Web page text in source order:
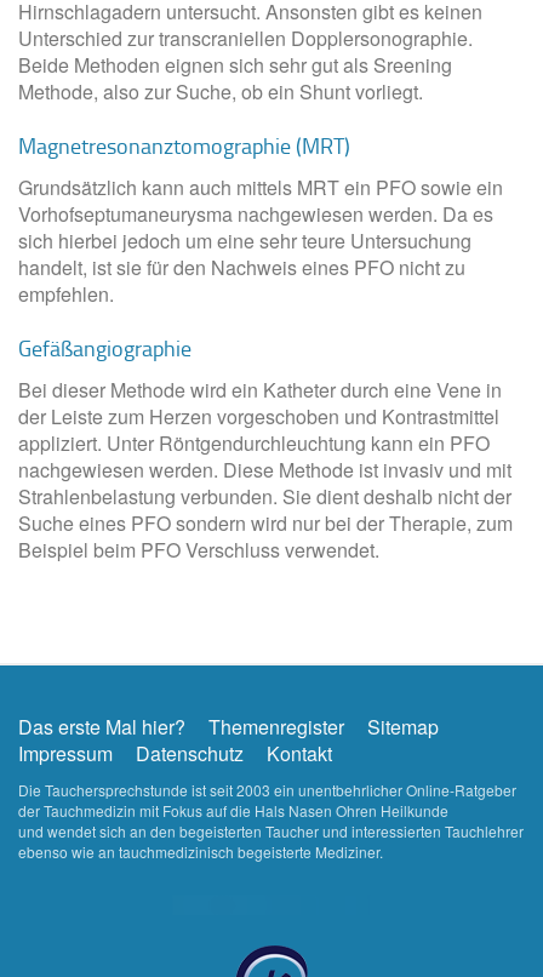
Hirnschlagadern untersucht. Ansonsten gibt es keinen
Unterschied zur transcraniellen Dopplersonographie.
Beide Methoden eignen sich sehr gut als Sreening
Methode, also zur Suche, ob ein Shunt vorliegt.
Magnetresonanztomographie (MRT)
Grundsätzlich kann auch mittels MRT ein PFO sowie ein
Vorhofseptumaneurysma nachgewiesen werden. Da es
sich hierbei jedoch um eine sehr teure Untersuchung
handelt, ist sie für den Nachweis eines PFO nicht zu
empfehlen.
Gefäßangiographie
Bei dieser Methode wird ein Katheter durch eine Vene in
der Leiste zum Herzen vorgeschoben und Kontrastmittel
appliziert. Unter Röntgendurchleuchtung kann ein PFO
nachgewiesen werden. Diese Methode ist invasiv und mit
Strahlenbelastung verbunden. Sie dient deshalb nicht der
Suche eines PFO sondern wird nur bei der Therapie, zum
Beispiel beim PFO Verschluss verwendet.
Das erste Mal hier? Themenregister
Sitemap
Impressum
Datenschutz Kontakt
Die Tauchersprechstunde ist seit 2003 ein unentbehrlicher Online-Ratgeber
der Tauchmedizin mit Fokus auf die Hals Nasen Ohren Heilkunde
und wendet sich an den begeisterten Taucher und interessierten Tauchlehrer
ebenso wie an tauchmedizinisch begeisterte Mediziner.